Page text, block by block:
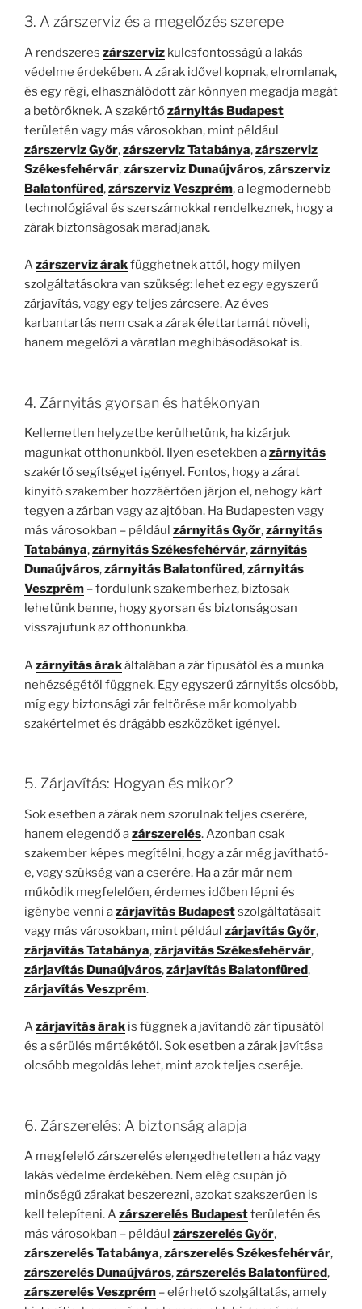
3. A zárszerviz és a megelőzés szerepe
A rendszeres zárszerviz kulcsfontosságú a lakás
védelme érdekében. A zárak idővel kopnak, elromlanak,
és egy régi, elhasználódott zár könnyen megadja magát
a betörőknek. A szakértőzárnyitás Budapest
területén vagy más városokban, mint például
zárszerviz Győr,zárszerviz Tatabánya,zárszerviz
Székesfehérvár,zárszerviz Dunaújváros,zárszerviz
Balatonfüred,zárszerviz Veszprém, a legmodernebb
technológiával és szerszámokkal rendelkeznek, hogy a
zárak biztonságosak maradjanak.
Azárszerviz árakfügghetnek attól, hogy milyen
szolgáltatásokra van szükség: lehet ez egy egyszerű
zárjavítás, vagy egy teljes zárcsere. Az éves
karbantartás nem csak a zárak élettartamát növeli,
hanem megelőzi a váratlan meghibásodásokat is.
4. Zárnyitás gyorsan és hatékonyan
Kellemetlen helyzetbe kerülhetünk, ha kizárjuk
magunkat otthonunkból. Ilyen esetekben azárnyitás
szakértő segítséget igényel. Fontos, hogy a zárat
kinyitó szakember hozzáértően járjon el, nehogy kárt
tegyen a zárban vagy az ajtóban. Ha Budapesten vagy
más városokban – például zárnyitás Győr,zárnyitás
Tatabánya,zárnyitás Székesfehérvár,zárnyitás
Dunaújváros,zárnyitás Balatonfüred,zárnyitás
Veszprém – fordulunk szakemberhez, biztosak
lehetünk benne, hogy gyorsan és biztonságosan
visszajutunk az otthonunkba.
Azárnyitás árakáltalában a zár típusától és a munka
nehézségétől függnek. Egy egyszerű zárnyitás olcsóbb,
míg egy biztonsági zár feltörése már komolyabb
szakértelmet és drágább eszközöket igényel.
5. Zárjavítás: Hogyan és mikor?
Sok esetben a zárak nem szorulnak teljes cserére,
hanem elegendő azárszerelés. Azonban csak
szakember képes megítélni, hogy a zár még javítható-
e, vagy szükség van a cserére. Ha a zár már nem
működik megfelelően, érdemes időben lépni és
igénybe venni azárjavítás Budapestszolgáltatásait
vagy más városokban, mint például zárjavítás Győr,
zárjavítás Tatabánya,zárjavítás Székesfehérvár,
zárjavítás Dunaújváros,zárjavítás Balatonfüred,
zárjavítás Veszprém.
Azárjavítás árak is függnek a javítandó zár típusától
és a sérülés mértékétől. Sok esetben a zárak javítása
olcsóbb megoldás lehet, mint azok teljes cseréje.
6. Zárszerelés: A biztonság alapja
A megfelelő zárszerelés elengedhetetlen a ház vagy
lakás védelme érdekében. Nem elég csupán jó
minőségű zárakat beszerezni, azokat szakszerűen is
kell telepíteni. Azárszerelés Budapestterületén és
más városokban – például zárszerelés Győr,
zárszerelés Tatabánya,zárszerelés Székesfehérvár,
zárszerelés Dunaújváros,zárszerelés Balatonfüred,
zárszerelés Veszprém – elérhető szolgáltatás, amely